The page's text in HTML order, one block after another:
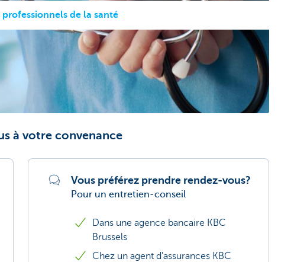
professionnels de la santé
à votre convenance
Vous préférez prendre rendez-vous?
Pour un entretien-conseil
Dans une agence bancaire KBC
Brussels
Chez un agent d'assurances KBC